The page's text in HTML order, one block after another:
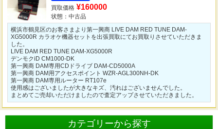
買取価格 ¥160000
状態：中古品
横浜市鶴見区のお客さまより第一興商 LIVE DAM RED TUNE DAM-
XG5000R カラオケ機器セットを出張買取にてお買取りさせていただきま
した。
LIVE DAM RED TUNE DAM-XG5000R
デンモクiD CM1000-DK
第一興商 DAM専用CDドライブ DAM-CD5000A
第一興商 DAM用アクセスポイント WZR-AGL300NH-DK
第一興商 DAM専用ルーター RT107e
使用感はございましたが大きなキズ、汚れはございませんでした。
まとめてご売却いただけましたので査定アップさせていただきました。
カテゴリーから探す